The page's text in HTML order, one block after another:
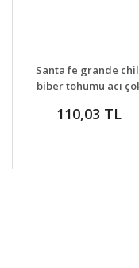
DETAYLAR SEPETE
Santa fe grande
biber tohumu acı
110,03 TL